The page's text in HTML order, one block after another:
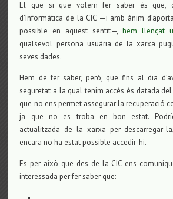
El que si que volem fer saber és que,
d’Informàtica de la CIC —i amb ànim
possible en aquest sentit—, hem llençat
qualsevol persona usuària de la xarxa
seves dades.
Hem de fer saber, però, que fins al dia
seguretat a la qual tenim accés és datada
que no ens permet assegurar la recuperació
ja que no es troba en bon estat.
actualitzada de la xarxa per descarregar-
encara no ha estat possible accedir-hi.
Es per això que des de la CIC ens
interessada per fer saber que: